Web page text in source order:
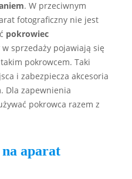
. W przeciwnym
fotograficzny nie jest
pokrowiec
w sprzedaży pojawiają się
pokrowcem. Taki
i zabezpiecza akcesoria
Dla zapewnienia
pokrowca razem z
na aparat